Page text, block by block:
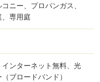
ニー、プロパンガス、
、専用庭
インターネット無料、光
ブロードバンド）